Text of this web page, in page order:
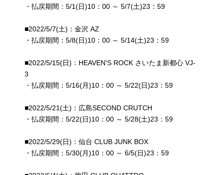
・払戻期間：5/1(日)10：00 ～ 5/7(土)23：59
■2022/5/7(土)：金沢 AZ
・払戻期間：5/8(日)10：00 ～ 5/14(土)23：59
■2022/5/15(日)：HEAVEN'S ROCK さいたま新都心 VJ-
3
・払戻期間：5/16(月)10：00 ～ 5/22(日)23：59
■2022/5/21(土)：広島SECOND CRUTCH
・払戻期間：5/22(日)10：00 ～ 5/28(土)23：59
■2022/5/29(日)：仙台 CLUB JUNK BOX
・払戻期間：5/30(月)10：00 ～ 6/5(日)23：59